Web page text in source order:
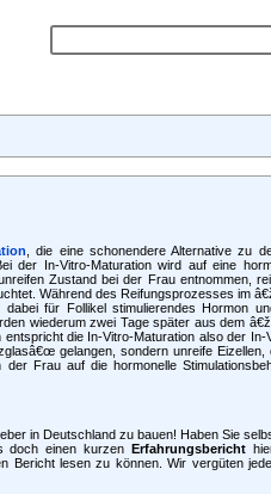
, die eine schonendere Alternative zu
der In-Vitro-Maturation wird auf eine
Zustand bei der Frau entnommen,
Während des Reifungsprozesses im
dabei für Follikel stimulierendes Hormon
wiederum zwei Tage später aus dem
die In-Vitro-Maturation also der In-
gelangen, sondern unreife
Frau auf die hormonelle
in Deutschland zu bauen! Haben Sie
doch einen kurzen Erfahrungsbericht
Bericht lesen zu können. Wir vergüten